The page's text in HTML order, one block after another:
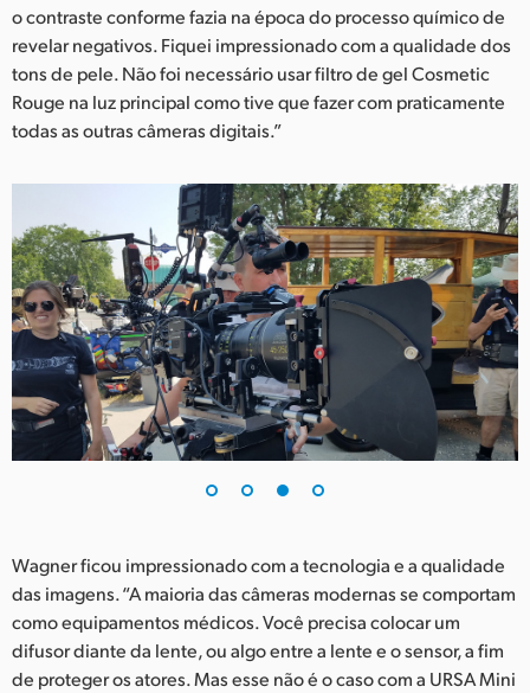
o contraste conforme fazia na época do processo químico de
revelar negativos. Fiquei impressionado com a qualidade dos
tons de pele. Não foi necessário usar filtro de gel Cosmetic
Rouge na luz principal como tive que fazer com praticamente
todas as outras câmeras digitais.”
Wagner ficou impressionado com a tecnologia e a qualidade
das imagens. “A maioria das câmeras modernas se comportam
como equipamentos médicos. Você precisa colocar um
difusor diante da lente, ou algo entre a lente e o sensor, a fim
de proteger os atores. Mas esse não é o caso com a URSA Mini